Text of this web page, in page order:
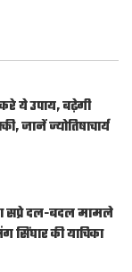
ये उपाय, बढ़ेगी
जानें ज्योतिषाचार्य
सप्रे दल-बदल मामले
सिंघार की याचिका